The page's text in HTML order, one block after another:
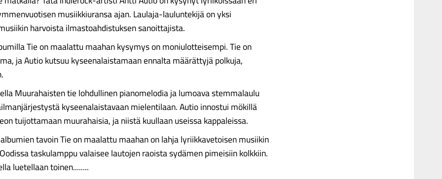
musiikkiuransa ajan. Laulaja-lauluntekijä on yksi
harvoista ilmastoahdistuksen sanoittajista.
Tie on maalattu maahan kysymys on moniulotteisempi. Tie on
ja Autio kutsuu kyseenalaistamaan ennalta määrättyjä polkuja,
Muurahaisten tie lohdullinen pianomelodia ja lumoava stemmalaulu
kyseenalaistavaan mielentilaan. Autio innostui mökillä
tuijottamaan muurahaisia, ja niistä kuullaan useissa kappaleissa.
tavoin Tie on maalattu maahan on lahja lyriikkavetoisen musiikin
taskulamppu valaisee lautojen raoista sydämen pimeisiin kolkkiin.
luetellaan toinen........